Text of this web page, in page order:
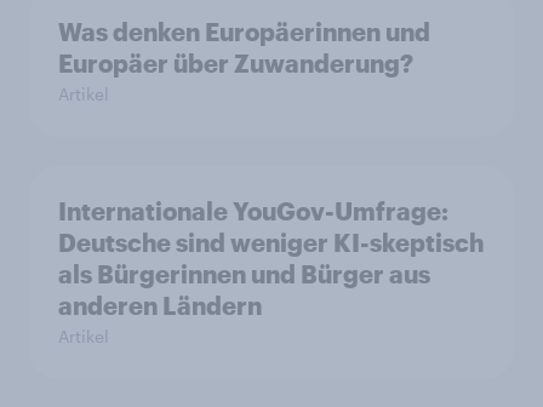
Was denken Europäerinnen und
Europäer über Zuwanderung?
Artikel
Internationale YouGov-Umfrage:
Deutsche sind weniger KI-skeptisch
als Bürgerinnen und Bürger aus
anderen Ländern
Artikel